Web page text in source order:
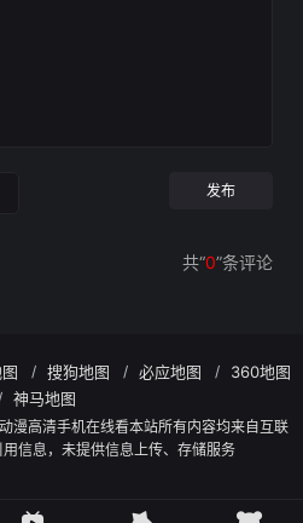
共“0”条评论
搜狗地图 必应地图
360地图
神马地图
漫高清手机在线看本站所有内容均来自互联
信息，未提供信息上传、存储服务